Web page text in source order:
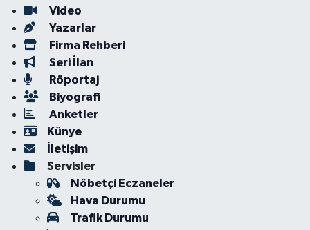
Video
Yazarlar
Firma Rehberi
Seri İlan
Röportaj
Biyografi
Anketler
Künye
İletişim
Servisler
Nöbetçi Eczaneler
Hava Durumu
Trafik Durumu